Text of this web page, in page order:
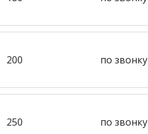
200 по звонку
250 по звонку